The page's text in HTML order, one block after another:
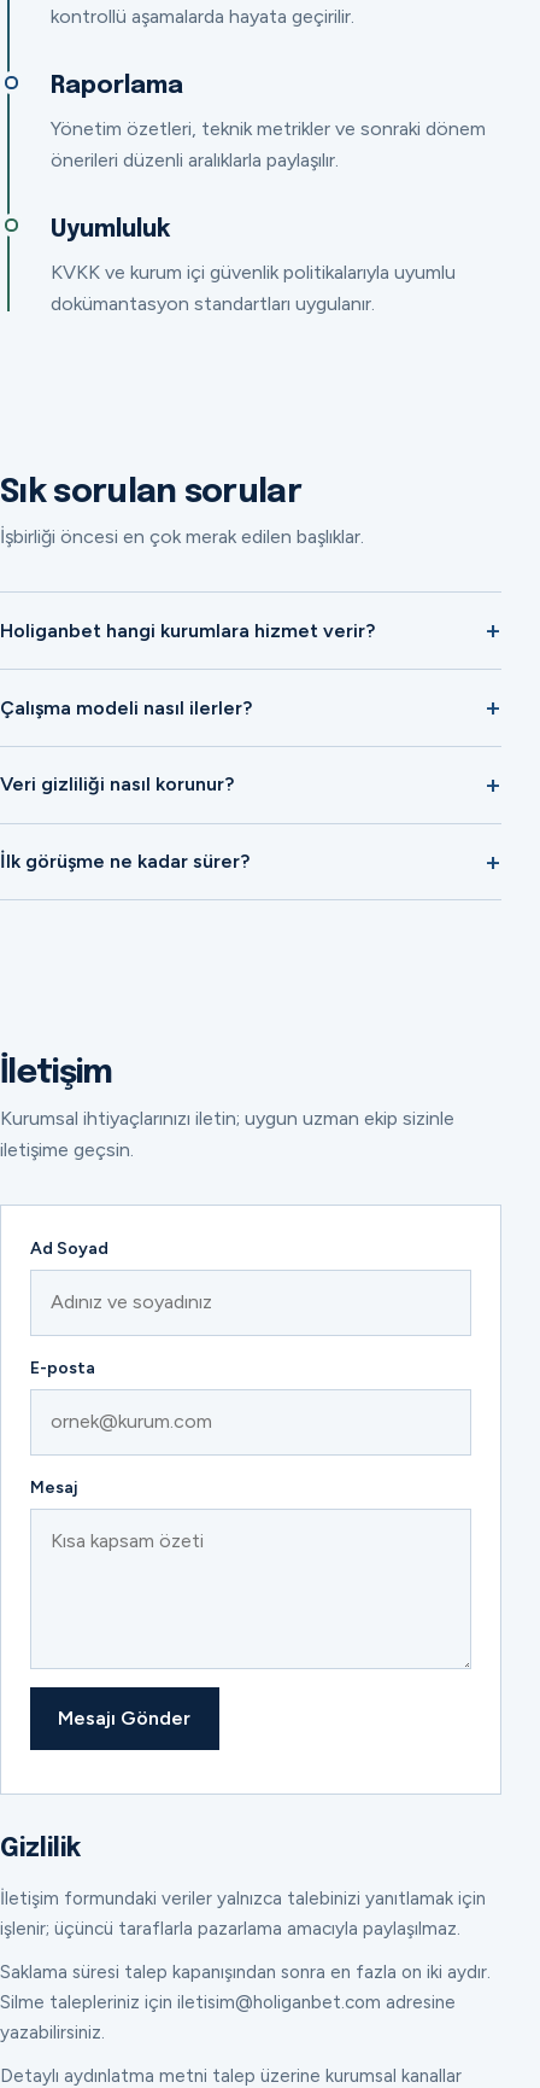
kontrollü aşamalarda hayata geçirilir.
Raporlama
Yönetim özetleri, teknik metrikler ve sonraki dönem
önerileri düzenli aralıklarla paylaşılır.
Uyumluluk
KVKK ve kurum içi güvenlik politikalarıyla uyumlu
dokümantasyon standartları uygulanır.
Sık sorulan sorular
İşbirliği öncesi en çok merak edilen başlıklar.
Holiganbet hangi kurumlara hizmet verir?
Çalışma modeli nasıl ilerler?
Veri gizliliği nasıl korunur?
İlk görüşme ne kadar sürer?
İletişim
Kurumsal ihtiyaçlarınızı iletin; uygun uzman ekip sizinle
iletişime geçsin.
Ad Soyad
E-posta
Mesaj
Mesajı Gönder
Gizlilik
İletişim formundaki veriler yalnızca talebinizi yanıtlamak için
işlenir; üçüncü taraflarla pazarlama amacıyla paylaşılmaz.
Saklama süresi talep kapanışından sonra en fazla on iki aydır.
Silme talepleriniz için iletisim@holiganbet.com adresine
yazabilirsiniz.
Detaylı aydınlatma metni talep üzerine kurumsal kanallar